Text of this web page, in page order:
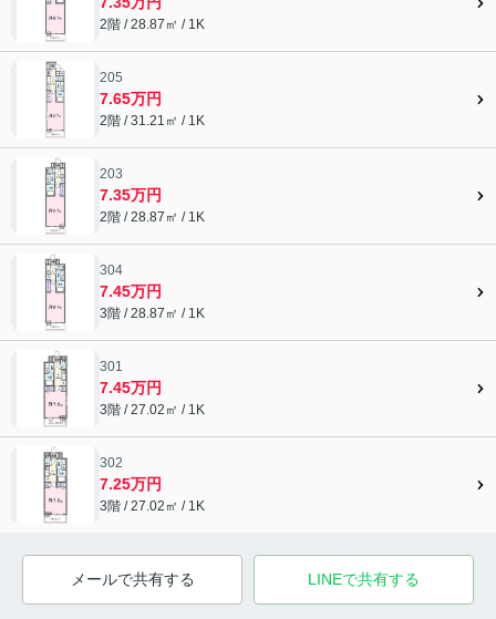
2階 / 28.87㎡ / 1K
205
7.65万円
2階 / 31.21㎡ / 1K
203
7.35万円
2階 / 28.87㎡ / 1K
304
7.45万円
3階 / 28.87㎡ / 1K
301
7.45万円
3階 / 27.02㎡ / 1K
302
7.25万円
3階 / 27.02㎡ / 1K
メールで共有する LINEで共有する